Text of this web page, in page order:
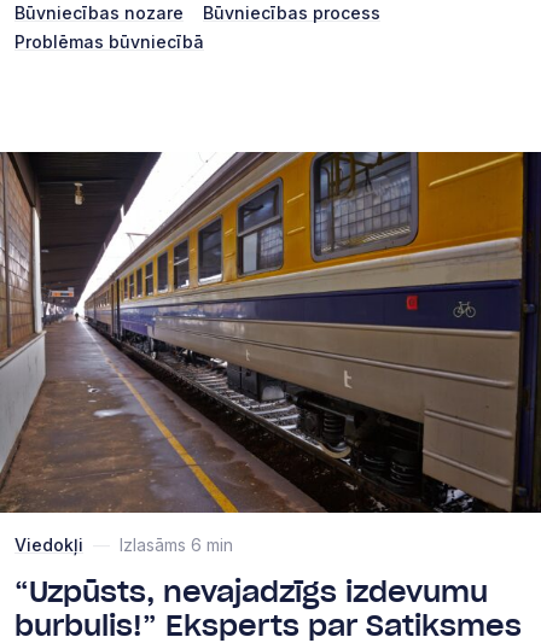
Būvniecības nozare
Būvniecības process
Problēmas būvniecībā
Viedokļi Izlasāms 6 min
“Uzpūsts, nevajadzīgs izdevumu
burbulis!” Eksperts par Satiksmes